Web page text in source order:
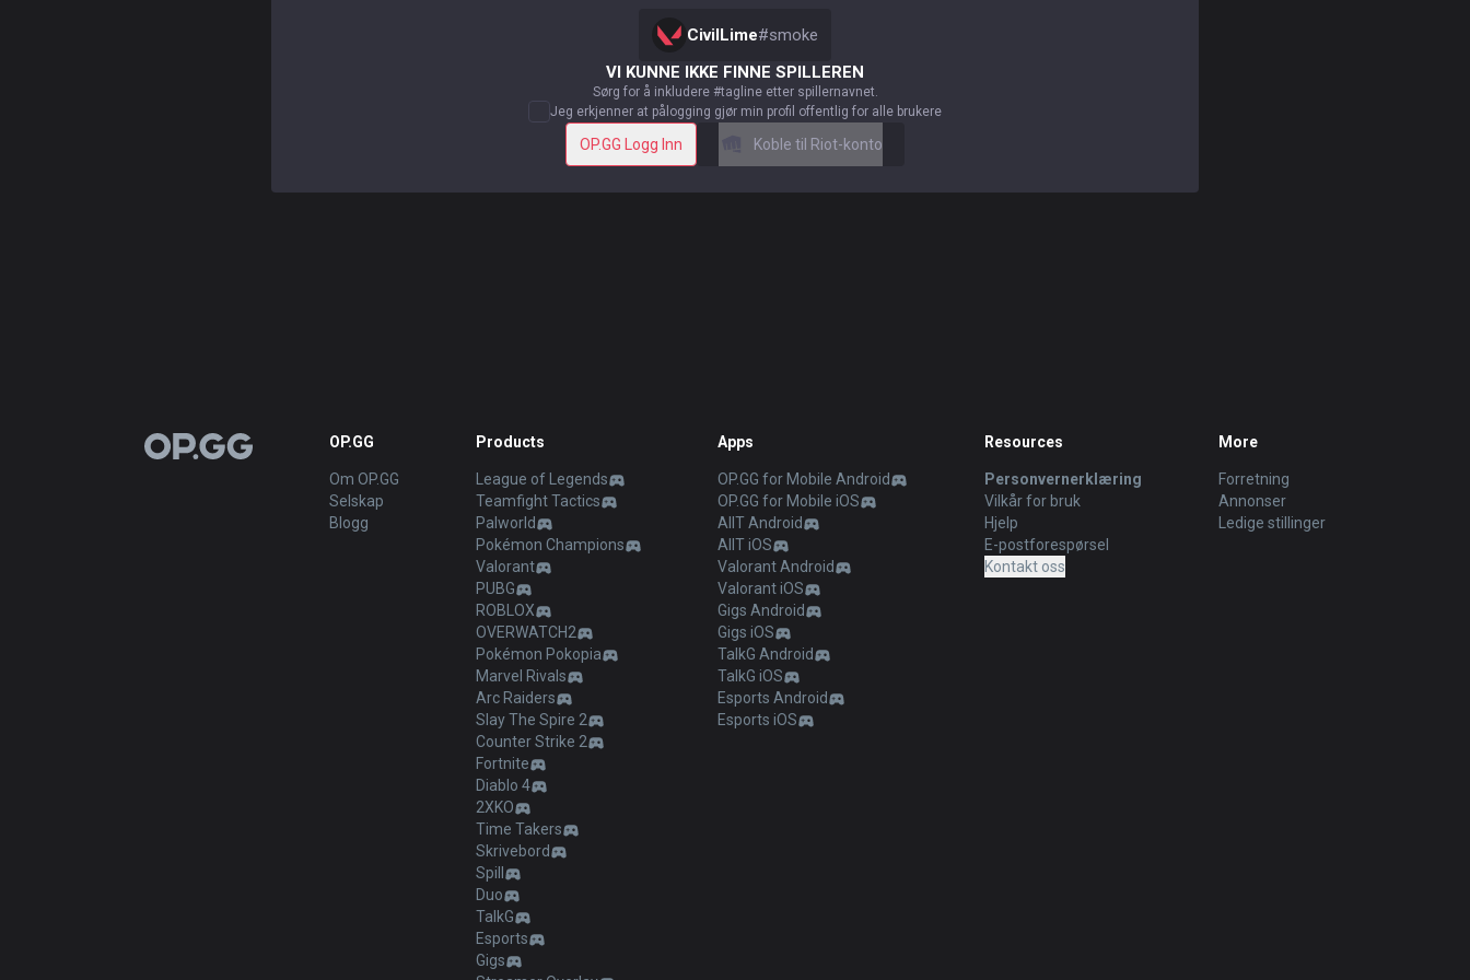
CivilLime#smoke
VI KUNNE IKKE FINNE SPILLEREN
Sørg for å inkludere #tagline etter spillernavnet.
Jeg erkjenner at pålogging gjør min profil offentlig for alle brukere
OP.GG Logg Inn Koble til Riot-konto
OP.GG OP.GG
Om OP.GG
Selskap
Blogg
Products
League of Legends
Teamfight Tactics
Palworld
Pokémon Champions
Valorant
PUBG
ROBLOX
OVERWATCH2
Pokémon Pokopia
Marvel Rivals
Arc Raiders
Slay The Spire 2
Counter Strike 2
Fortnite
Diablo 4
2XKO
Time Takers
Skrivebord
Spill
Duo
TalkG
Esports
Gigs
Apps
OP.GG for Mobile Android
OP.GG for Mobile iOS
AllT Android
AllT iOS
Valorant Android
Valorant iOS
Gigs Android
Gigs iOS
TalkG Android
TalkG iOS
Esports Android
Esports iOS
Resources
Personvernerklæring
Vilkår for bruk
Hjelp
E-postforespørsel
Kontakt oss
More
Forretning
Annonser
Ledige stillinger